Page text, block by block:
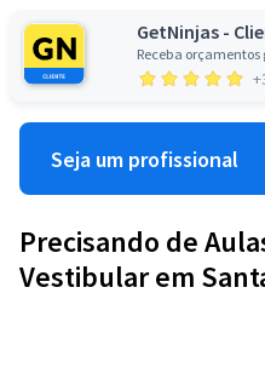
GetNinjas -
Receba orçamentos
Seja um profissional
Precisando de
Vestibular em